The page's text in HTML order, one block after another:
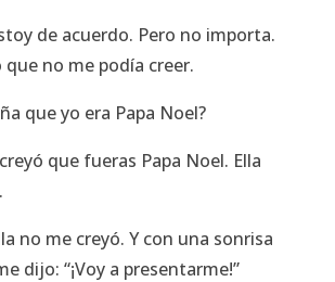
de acuerdo. Pero no importa.
que no me podía creer.
que yo era Papa Noel?
que fueras Papa Noel. Ella
no me creyó. Y con una sonrisa
dijo: “¡Voy a presentarme!”